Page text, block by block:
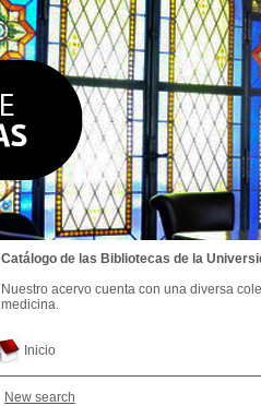
Inicio
New search
Catálogo de las Bibliotecas de la
Nuestro acervo cuenta con una diversa
medicina.